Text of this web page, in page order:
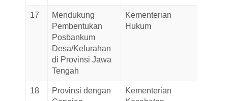
17
Mendukung
Pembentukan
Posbankum
Desa/Kelurahan
di Provinsi Jawa
Tengah
Kementerian
Hukum
18
Provinsi dengan
Kementerian